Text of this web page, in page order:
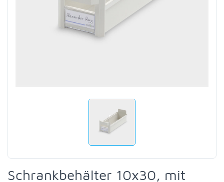
Schrankbehälter 10x30, mit